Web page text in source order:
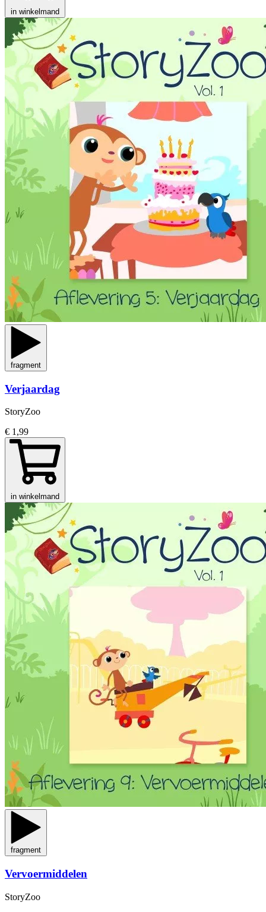
in winkelmand
fragment
Verjaardag
StoryZoo
€ 1,99
in winkelmand
fragment
Vervoermiddelen
StoryZoo